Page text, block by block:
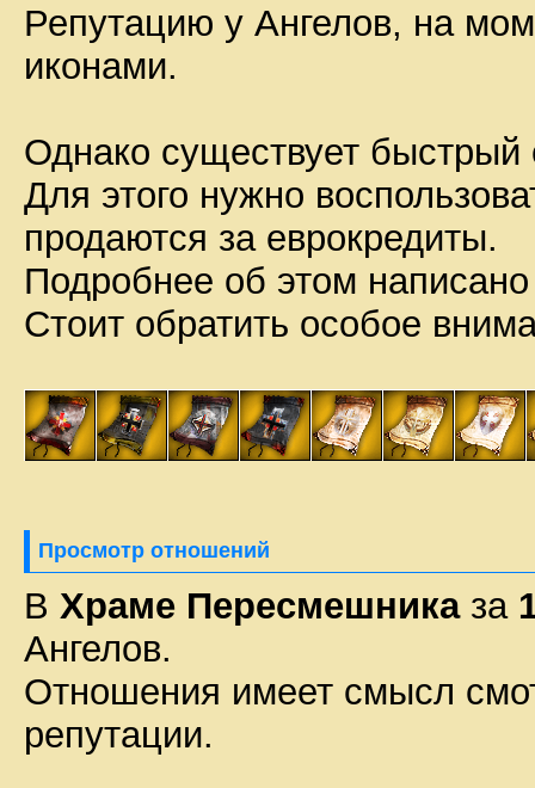
Репутацию у Ангелов, на
иконами.
Однако существует быстрый
Для этого нужно
продаются за еврокредиты.
Подробнее об этом
Стоит обратить особое
Просмотр отношений
В Храме Пересмешниказа
Ангелов.
Отношения имеет смысл
репутации.